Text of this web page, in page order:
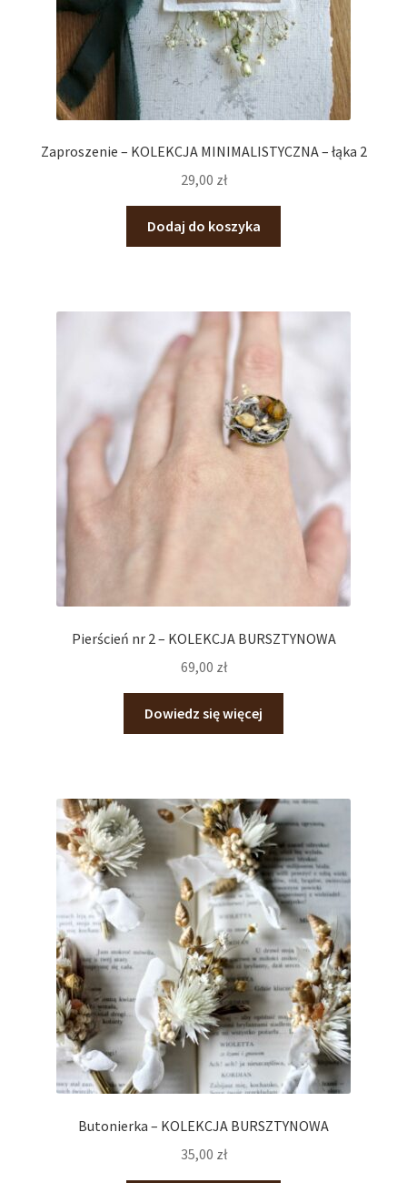
Zaproszenie – KOLEKCJA MINIMALISTYCZNA – łąka 2
29,00 zł
Dodaj do koszyka
Pierścień nr 2 – KOLEKCJA BURSZTYNOWA
69,00 zł
Dowiedz się więcej
Butonierka – KOLEKCJA BURSZTYNOWA
35,00 zł